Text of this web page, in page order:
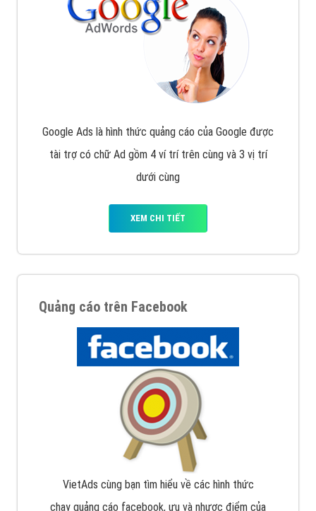
Google Ads là hình thức quảng cáo của Google được
tài trợ có chữ Ad gồm 4 ví trí trên cùng và 3 vị trí
dưới cùng
XEM CHI TIẾT
Quảng cáo trên Facebook
VietAds cùng bạn tìm hiểu về các hình thức
chạy quảng cáo facebook, ưu và nhược điểm của